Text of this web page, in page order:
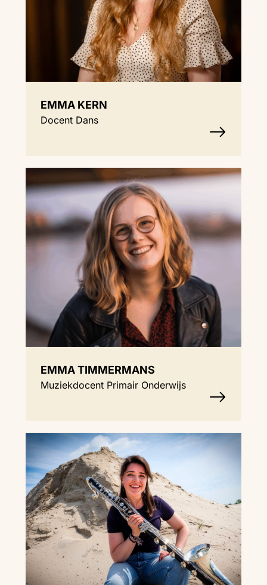
EMMA KERN
Docent Dans
EMMA TIMMERMANS
Muziekdocent Primair Onderwijs